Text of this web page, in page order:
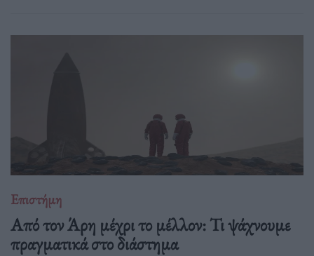
Επιστήμη
Από τον Άρη μέχρι το μέλλον: Τι ψάχνουμε
πραγματικά στο διάστημα